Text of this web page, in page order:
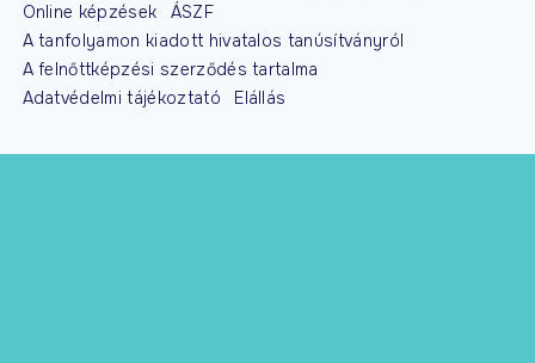
Online képzések
ÁSZF
A tanfolyamon kiadott hivatalos tanúsítványról
A felnőttképzési szerződés tartalma
Adatvédelmi tájékoztató
Elállás